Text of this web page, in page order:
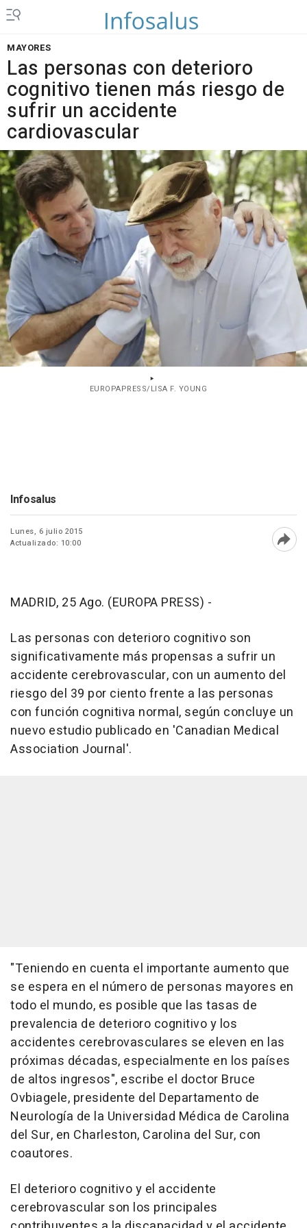
MAYORES
Las personas con deterioro
cognitivo tienen más riesgo de
sufrir un accidente
cardiovascular
EUROPAPRESS/LISA F. YOUNG
Infosalus
Lunes, 6 julio 2015
Actualizado: 10:00
MADRID, 25 Ago. (EUROPA PRESS) -
Las personas con deterioro cognitivo son
significativamente más propensas a sufrir un
accidente cerebrovascular, con un aumento del
riesgo del 39 por ciento frente a las personas
con función cognitiva normal, según concluye un
nuevo estudio publicado en 'Canadian Medical
Association Journal'.
"Teniendo en cuenta el importante aumento que
se espera en el número de personas mayores en
todo el mundo, es posible que las tasas de
prevalencia de deterioro cognitivo y los
accidentes cerebrovasculares se eleven en las
próximas décadas, especialmente en los países
de altos ingresos", escribe el doctor Bruce
Ovbiagele, presidente del Departamento de
Neurología de la Universidad Médica de Carolina
del Sur, en Charleston, Carolina del Sur, con
coautores.
El deterioro cognitivo y el accidente
cerebrovascular son los principales